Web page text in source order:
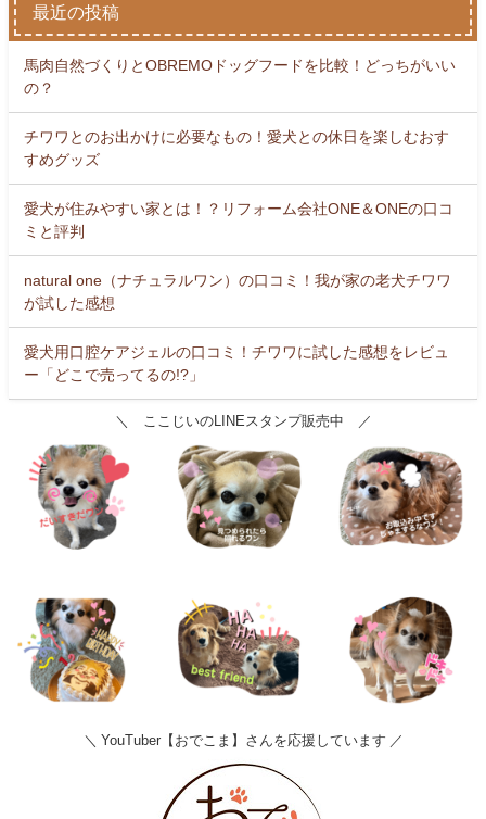
最近の投稿
馬肉自然づくりとOBREMOドッグフードを比較！どっちがいい
の？
チワワとのお出かけに必要なもの！愛犬との休日を楽しむおす
すめグッズ
愛犬が住みやすい家とは！？リフォーム会社ONE＆ONEの口コ
ミと評判
natural one（ナチュラルワン）の口コミ！我が家の老犬チワワ
が試した感想
愛犬用口腔ケアジェルの口コミ！チワワに試した感想をレビュ
ー「どこで売ってるの!?」
＼ ここじいのLINEスタンプ販売中 ／
＼ YouTuber【おでこま】さんを応援しています ／